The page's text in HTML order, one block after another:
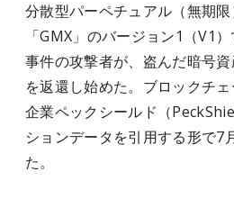
分散型パーペチュアル（無期
「GMX」のバージョン1（V1
事件の攻撃者が、盗んだ暗号
を返還し始めた。ブロックチ
企業ペックシールド（
ションデータを引用する形で7
た。